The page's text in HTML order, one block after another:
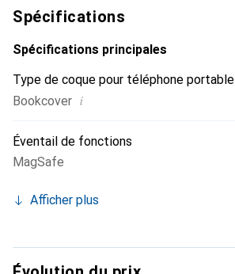
fiable pour une clientèle exigeante.
Spécifications
Spécifications principales
Type de coque pour téléphone portable
Bookcover i
Éventail de fonctions
MagSafe
Afficher plus